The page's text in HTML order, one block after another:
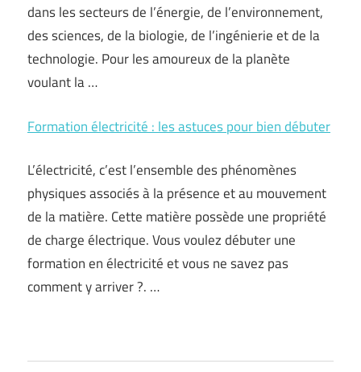
dans les secteurs de l’énergie, de l’environnement,
des sciences, de la biologie, de l’ingénierie et de la
technologie. Pour les amoureux de la planète
voulant la …
Formation électricité : les astuces pour bien débuter
L’électricité, c’est l’ensemble des phénomènes
physiques associés à la présence et au mouvement
de la matière. Cette matière possède une propriété
de charge électrique. Vous voulez débuter une
formation en électricité et vous ne savez pas
comment y arriver ?. …